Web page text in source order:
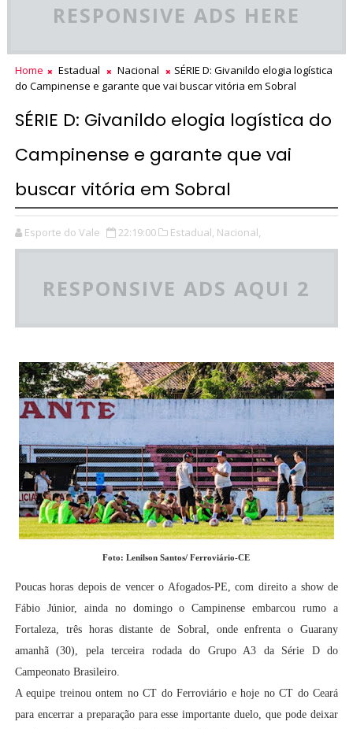
RESPONSIVE ADS HERE
Home Estadual Nacional
SÉRIE D: Givanildo elogia logística
do Campinense e garante que vai buscar vitória em Sobral
SÉRIE D: Givanildo elogia logística do
Campinense e garante que vai
buscar vitória em Sobral
Esporte do Vale 22:19:00 Estadual, Nacional,
RESPONSIVE ADS AQUI 2
Foto: Lenilson Santos/ Ferroviário-CE
Poucas horas depois de vencer o Afogados-PE, com direito a show de
Fábio Júnior, ainda no domingo o Campinense embarcou rumo a
Fortaleza, três horas distante de Sobral, onde enfrenta o Guarany
amanhã (30), pela terceira rodada do Grupo A3 da Série D do
Campeonato Brasileiro.
A equipe treinou ontem no CT do Ferroviário e hoje no CT do Ceará
para encerrar a preparação para esse importante duelo, que pode deixar